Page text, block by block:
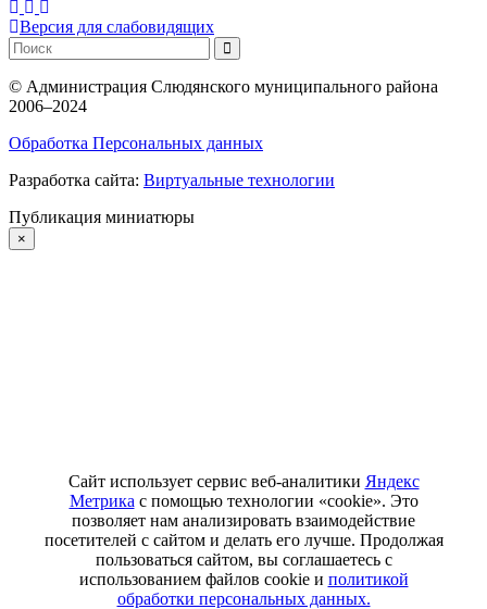
Версия для слабовидящих
© Администрация Слюдянского муниципального района
2006–2024
Обработка Персональных данных
Разработка сайта: Виртуальные технологии
Публикация миниатюры
×
Сайт использует сервис веб-аналитики Яндекс
Метрика с помощью технологии «cookie». Это
позволяет нам анализировать взаимодействие
посетителей с сайтом и делать его лучше. Продолжая
пользоваться сайтом, вы соглашаетесь с
использованием файлов cookie и политикой
обработки персональных данных.